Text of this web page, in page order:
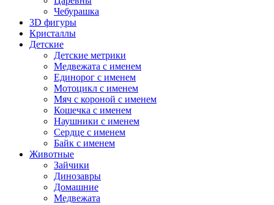
Чебурашка
3D фигуры
Кристаллы
Детские
Детские метрики
Медвежата с именем
Единорог с именем
Мотоцикл с именем
Мяч с короной с именем
Кошечка с именем
Наушники с именем
Сердце с именем
Байк с именем
Животные
Зайчики
Динозавры
Домашние
Медвежата